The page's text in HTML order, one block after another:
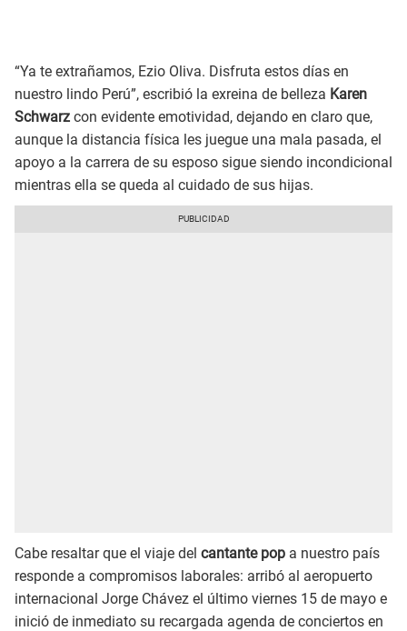
“Ya te extrañamos, Ezio Oliva. Disfruta estos días en
nuestro lindo Perú”, escribió la exreina de belleza Karen
Schwarz con evidente emotividad, dejando en claro que,
aunque la distancia física les juegue una mala pasada, el
apoyo a la carrera de su esposo sigue siendo incondicional
mientras ella se queda al cuidado de sus hijas.
Cabe resaltar que el viaje del cantante pop a nuestro país
responde a compromisos laborales: arribó al aeropuerto
internacional Jorge Chávez el último viernes 15 de mayo e
inició de inmediato su recargada agenda de conciertos en